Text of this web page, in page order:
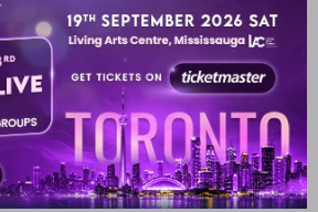
नहीं समाँ घर में
अब आशियाँ घर में
SUGGESTIONS